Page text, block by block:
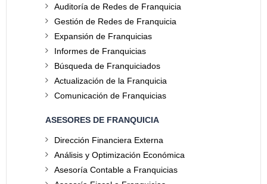
Auditoría de Redes de Franquicia
Gestión de Redes de Franquicia
Expansión de Franquicias
Informes de Franquicias
Búsqueda de Franquiciados
Actualización de la Franquicia
Comunicación de Franquicias
ASESORES DE FRANQUICIA
Dirección Financiera Externa
Análisis y Optimización Económica
Asesoría Contable a Franquicias